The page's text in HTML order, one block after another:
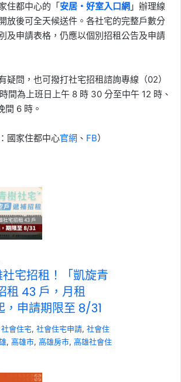
住都中心的「安居・好室入口網 」辦理線
放後可全天候送件。各社宅的完整戶數分
及申請表格，仍應以個別招租公告及申請
疑問，也可撥打社宅招租諮詢專線（02）
間為上班日上午 8 時 30 分至中午 12 時、
間 6 時。
國家住都中心官網 、 FB）
宅招租！「凱旋青
租 43 戶，月租
，申請期限至 8/31
社會住宅, 社會住宅申請, 社會住
, 高雄市, 高雄房市, 高雄社會住